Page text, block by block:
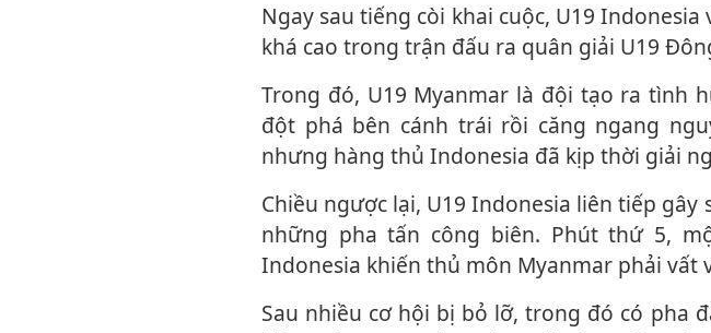
Ngay sau tiếng còi khai cuộc, U19 Indonesia và U19 Myanmar nhập cuộc với tốc độ
khá cao trong trận đấu ra quân giải U19
Trong đó, U19 Myanmar là đội tạo ra tình huống đáng chú ý đầu tiên khi có pha
đột phá bên cánh trái rồi căng ngang
nhưng hàng thủ Indonesia đã kịp thời giải
Chiều ngược lại, U19 Indonesia liên tiếp gây sức ép bằng các tình huống cố định và
những pha tấn công biên. Phút thứ 5,
Indonesia khiến thủ môn Myanmar phải vất
Sau nhiều cơ hội bị bỏ lỡ, trong đó có pha đánh đầu đưa bóng dội cột dọc ở giữa